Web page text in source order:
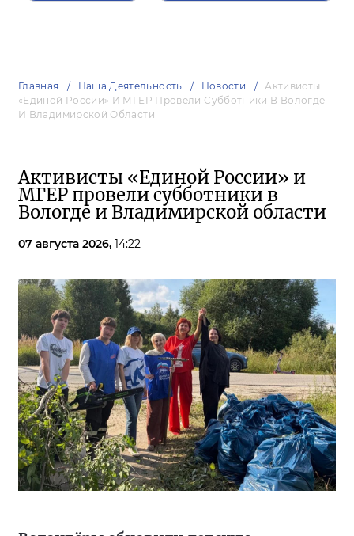
Главная Наша Деятельность Новости
Активисты
«Единой России» И МГЕР Провели Субботники В Вологде
И Владимирской Области
Активисты «Единой России» и
МГЕР провели субботники в
Вологде и Владимирской области
07 августа 2026, 14:22